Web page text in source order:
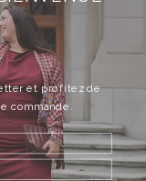
plaqué or
finition en or 18
et profitez de
commande.